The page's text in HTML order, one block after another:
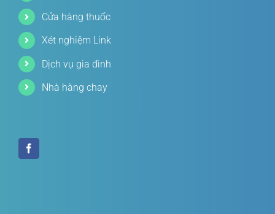
Cửa hàng thuốc
Xét nghiệm Link
Dịch vụ gia đình
Nhà hàng chay